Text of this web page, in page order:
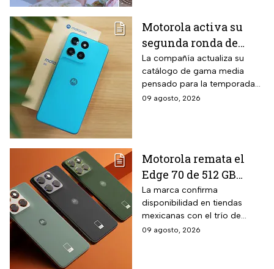
Motorola activa su
segunda ronda de
descuentos para el
regreso a clases: el
Moto G67 baja $2,000
pesos y la promoción
La compañía actualiza su
catálogo de gama media
pensado para la temporada
escolar con un equipo de
09 agosto, 2026
Motorola remata el
Edge 70 de 512 GB
ultradelgado con tres
cámaras de 50 MP y
$2,000 pesos de
descuento en hasta 18
La marca confirma
disponibilidad en tiendas
mexicanas con el trío de
lentes de alta resolución que
09 agosto, 2026